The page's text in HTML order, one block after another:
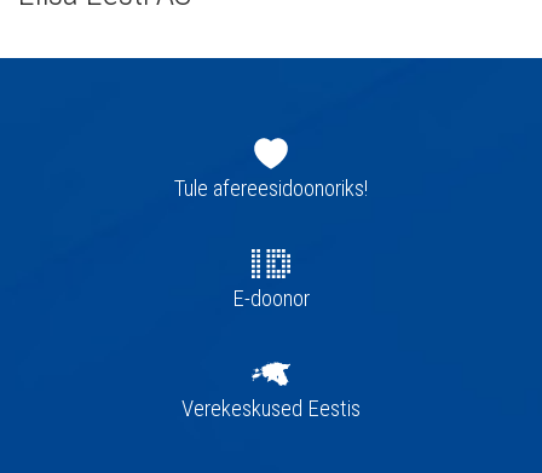
navigatsioonTule afereesidoonoriks!
E-doonor
Verekeskused Eestis